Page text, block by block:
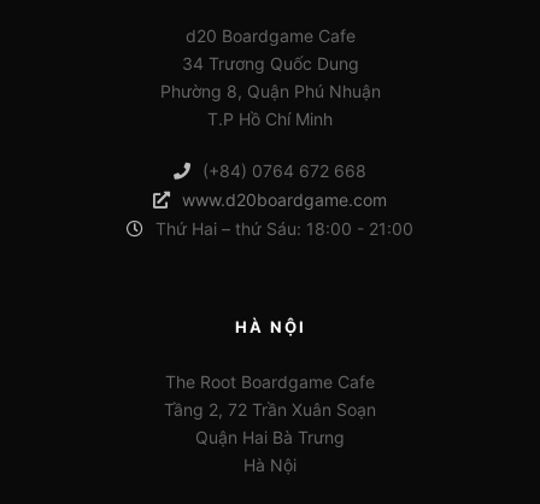
d20 Boardgame Cafe
34 Trương Quốc Dung
Phường 8, Quận Phú Nhuận
T.P Hồ Chí Minh
(+84) 0764 672 668
www.d20boardgame.com
Thứ Hai – thứ Sáu: 18:00 - 21:00
HÀ NỘI
The Root Boardgame Cafe
Tầng 2, 72 Trần Xuân Soạn
Quận Hai Bà Trưng
Hà Nội